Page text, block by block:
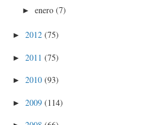
►enero(7)
► 2012 (75)
► 2011 (75)
► 2010 (93)
► 2009 (114)